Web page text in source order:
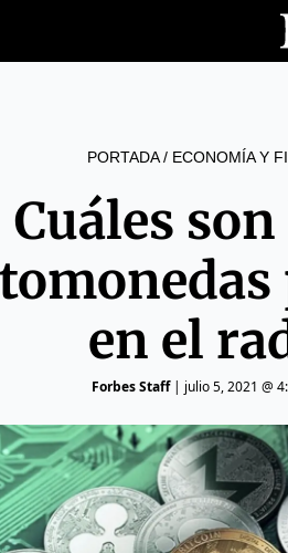
PORTADA/ ECONOMÍA Y
Cuáles son
en el
Forbes Staff| julio 5, 2021 @